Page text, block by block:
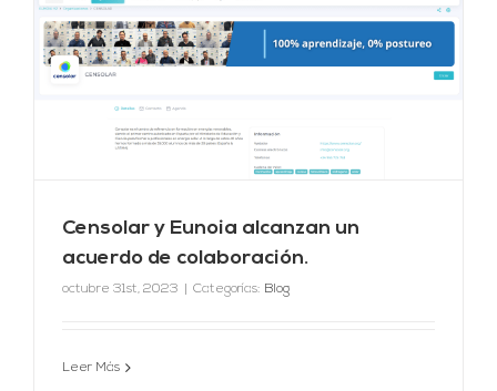
Censolar y Eunoia alcanzan un
acuerdo de colaboración.
octubre 31st, 2023 Categorías: Blog
Leer Más